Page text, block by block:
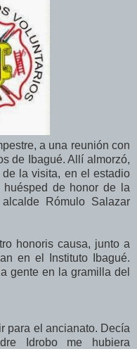
a una reunión con
de Ibagué. Allí almorzó,
la visita, en el estadio
de honor de la
Rómulo Salazar
honoris causa, junto a
en el Instituto Ibagué.
gente en la gramilla del
para el ancianato. Decía
Idrobo me hubiera